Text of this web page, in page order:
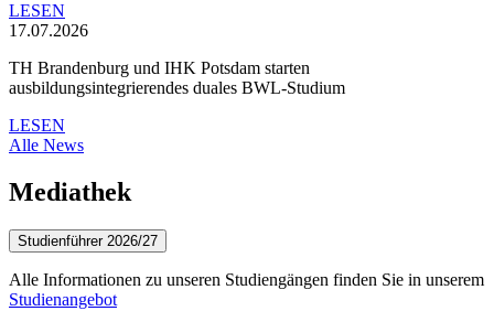
LESEN
17.07.2026
TH Brandenburg und IHK Potsdam starten
ausbildungsintegrierendes duales BWL-Studium
LESEN
Alle News
Mediathek
Studienführer 2026/27
Alle Informationen zu unseren Studiengängen finden Sie in unserem
Studienangebot